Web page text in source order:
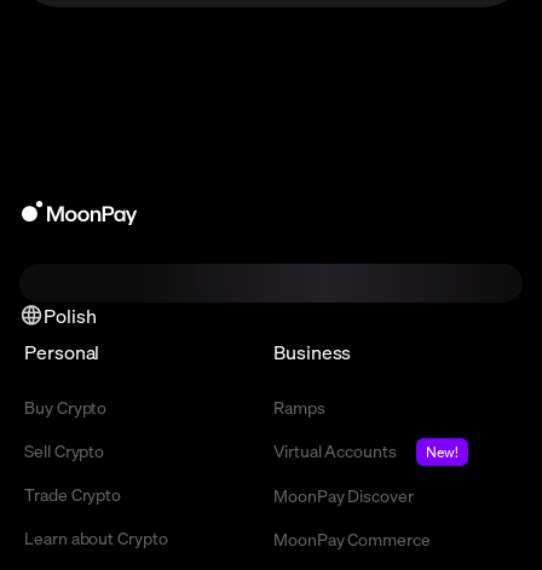
Polish
Personal
Buy Crypto
Sell Crypto
Trade Crypto
Learn about Crypto
Business
Ramps
Virtual Accounts
New!
MoonPay Discover
MoonPay Commerce